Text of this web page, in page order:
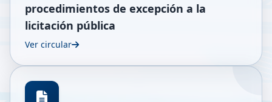
procedimientos de excepción a la
licitación pública
Ver circular